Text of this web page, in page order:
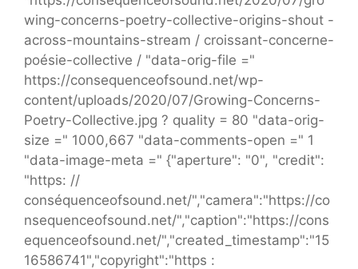
wing-concerns-poetry-collective-origins-shout -
across-mountains-stream / croissant-concerne-
poésie-collective / "data-orig-file ="
https://consequenceofsound.net/wp-
content/uploads/2020/07/Growing-Concerns-
Poetry-Collective.jpg ? quality = 80 "data-orig-
size =" 1000,667 "data-comments-open =" 1
"data-image-meta =" {"aperture": "0", "credit":
"https: //
conséquenceofsound.net/","camera":"https://co
nsequenceofsound.net/","caption":"https://cons
equenceofsound.net/","created_timestamp":"15
16586741","copyright":"https :